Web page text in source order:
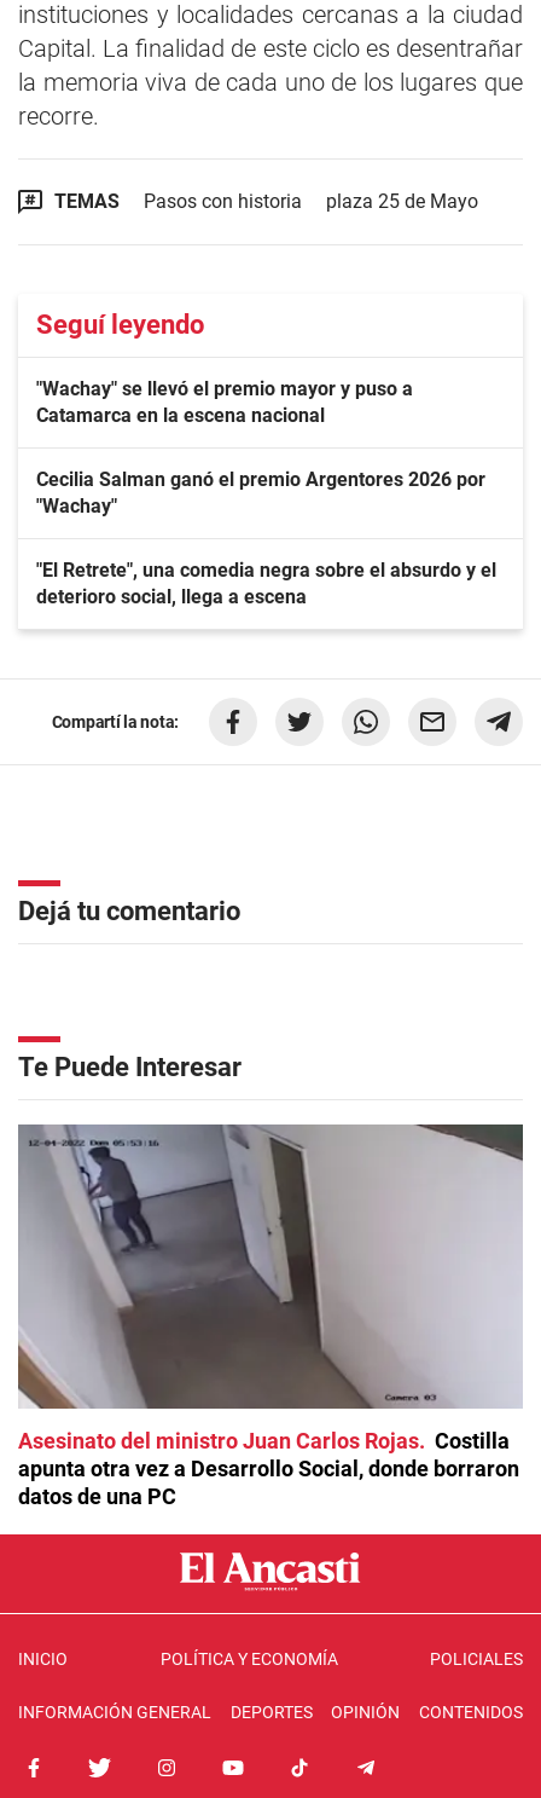
instituciones y localidades cercanas a la ciudad
Capital. La finalidad de este ciclo es desentrañar
la memoria viva de cada uno de los lugares que
recorre.
TEMAS Pasos con historia plaza 25 de Mayo
Seguí leyendo
"Wachay" se llevó el premio mayor y puso a
Catamarca en la escena nacional
Cecilia Salman ganó el premio Argentores 2026 por
"Wachay"
"El Retrete", una comedia negra sobre el absurdo y el
deterioro social, llega a escena
Compartí la nota:
Dejá tu comentario
Te Puede Interesar
Asesinato del ministro Juan Carlos Rojas
Costilla
apunta otra vez a Desarrollo Social, donde borraron
datos de una PC
INICIO POLÍTICA Y ECONOMÍA POLICIALES
INFORMACIÓN GENERAL DEPORTES OPINIÓN CONTENIDOS